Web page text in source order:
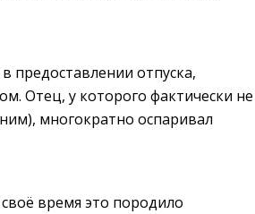
предоставлении отпуска,
Отец, у которого фактически не
многократно оспаривал
время это породило